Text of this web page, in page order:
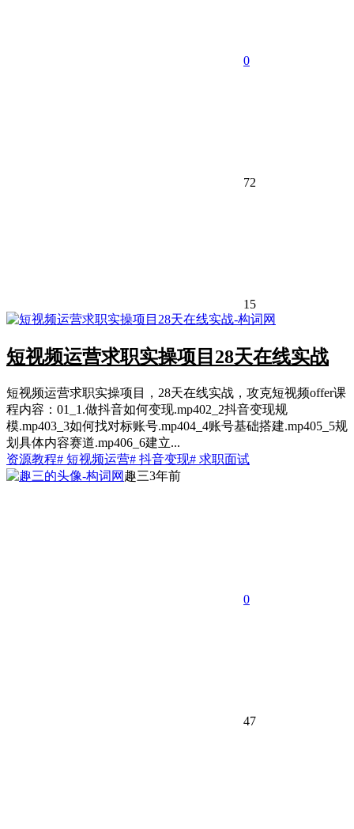
0
72
15
短视频运营求职实操项目28天在线实战
短视频运营求职实操项目，28天在线实战，攻克短视频offer课
程内容：01_1.做抖音如何变现.mp402_2抖音变现规
模.mp403_3如何找对标账号.mp404_4账号基础搭建.mp405_5规
划具体内容赛道.mp406_6建立...
资源教程# 短视频运营# 抖音变现# 求职面试
趣三3年前
0
47